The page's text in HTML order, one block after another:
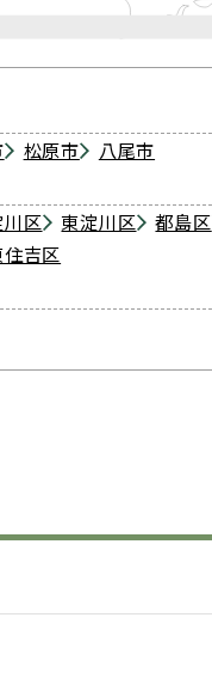
松原市 八尾市
区 東淀川区 都島区
吉区